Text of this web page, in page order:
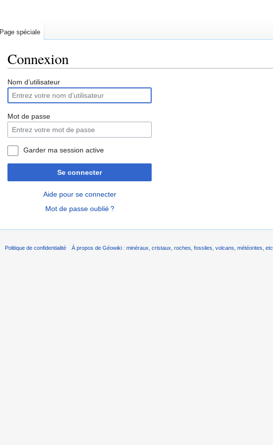
Connexion
Nom d’utilisateur
Mot de passe
Garder ma session active
Se connecter
Aide pour se connecter
Mot de passe oublié ?
Page spéciale
Politique de confidentialité À propos de Géowiki : minéraux, cristaux, roches, fossiles, volcans, météorites, etc.